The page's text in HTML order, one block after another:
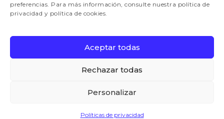
preferencias. Para más información, consulte nuestra política de
privacidad y política de cookies.
Aceptar todas
Rechazar todas
Personalizar
Políticas de privacidad
CANAL DE DENUNCIAS